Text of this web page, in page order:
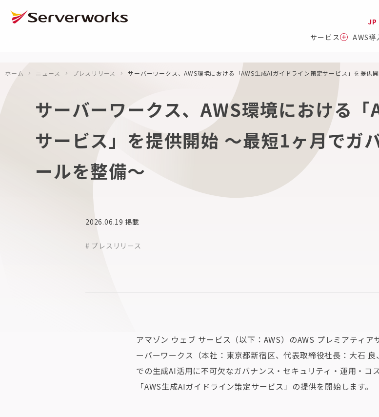
JP
サービス
AWS導
ホーム ニュース プレスリリース サーバーワークス、AWS環境における「AWS生成AIガイドライン策定サービス」を提
サーバーワークス、AWS環境における
サービス」を提供開始 ～最短1ヶ月でガ
ールを整備～
2026.06.19 掲載
# プレスリリース
アマゾン ウェブ サービス（以下：AWS）のAWS プレミアティ
ーバーワークス（本社：東京都新宿区、代表取締役社長：大石
での生成AI活用に不可欠なガバナンス・セキュリティ・運用・コ
「AWS生成AIガイドライン策定サービス」の提供を開始します。